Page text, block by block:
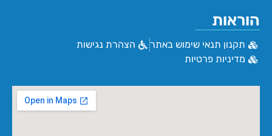
הוראות
תקנון תנאי שימוש באתר
הצהרת נגישות
מדיניות פרטיות